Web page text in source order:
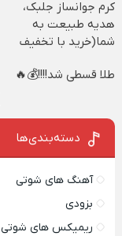
کرم جوانساز جلبک،
هدیه طبیعت به
شما(خرید با تخفیف
طلا قسطی شد!!!!💰🔥
دسته‌بندی‌ها
آهنگ های شوتی
بزودی
ریمیکس های شوتی